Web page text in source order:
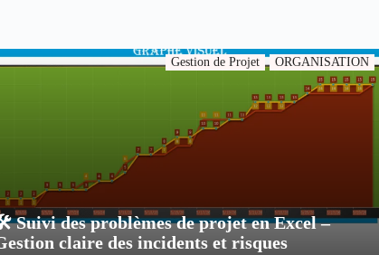
Gestion de Projet ORGANISATION
Suivi des problèmes de projet en Excel –
claire des incidents et risques